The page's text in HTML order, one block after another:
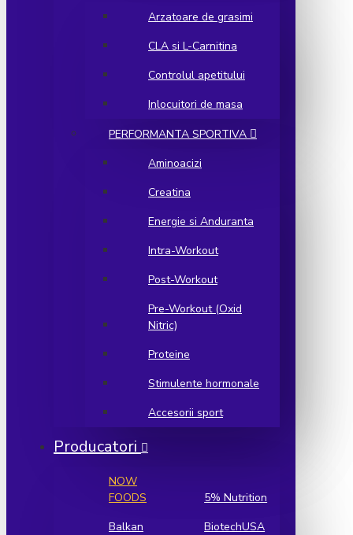
Arzatoare de grasimi
CLA si L-Carnitina
Controlul apetitului
Inlocuitori de masa
PERFORMANTA SPORTIVA
Aminoacizi
Creatina
Energie si Anduranta
Intra-Workout
Post-Workout
Pre-Workout (Oxid
Nitric)
Proteine
Stimulente hormonale
Accesorii sport
Producatori
NOW
FOODS
5% Nutrition
Balkan
BiotechUSA